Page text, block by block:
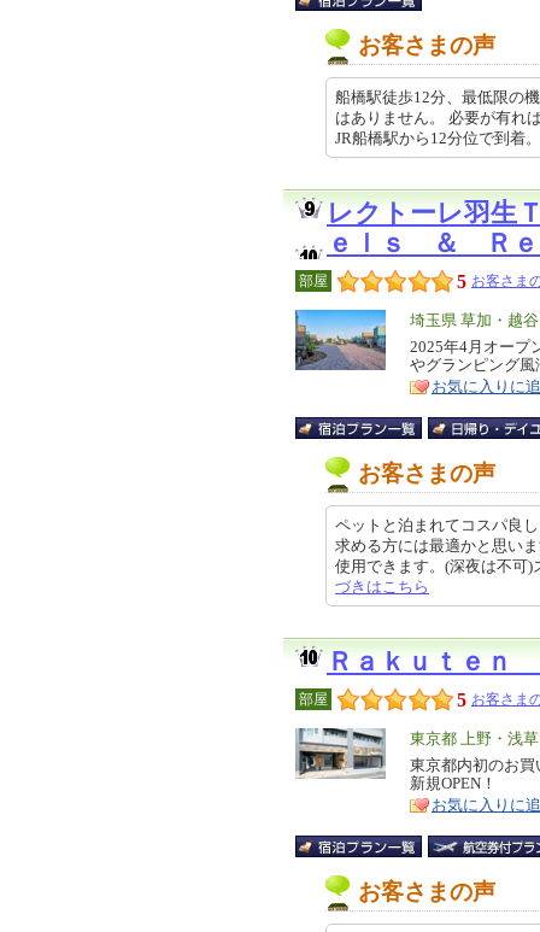
お客さまの声
船橋駅徒歩12分、最低限の
はありません。 必要が有れ
JR船橋駅から12分位で到
レクトーレ羽生
ｅｌｓ ＆ Ｒｅ
部屋 5 お客さま
エ
リ
ア
埼玉県 草加・越
特
徴
2025年4月オープ
やグランピング
お気に入りに
お客さまの声
ペットと泊まれてコスパ良
求める方には最適かと思い
使用できます。(深夜は不
づきはこちら
Ｒａｋｕｔｅｎ
部屋 5 お客さま
エ
リ
ア
東京都 上野・浅
特
徴
東京都内初のお買
新規OPEN！
お気に入りに
お客さまの声